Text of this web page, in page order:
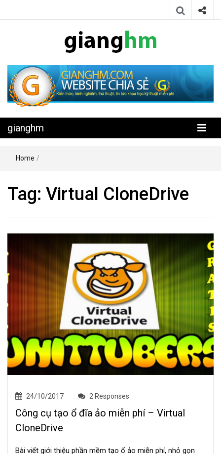
gianghm
kỹ thuật miễn phí
gianghm
Home /
Tag: Virtual CloneDrive
24/10/2017 2 Responses
Công cụ tạo ổ đĩa ảo miễn phí – Virtual
CloneDrive
Bài viết giới thiệu phần mềm tạo ổ ảo miễn phí, nhỏ gọn